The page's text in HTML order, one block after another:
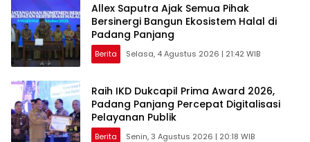
Allex Saputra Ajak Semua Pihak
Bersinergi Bangun Ekosistem Halal di
Padang Panjang
Berita Selasa, 4 Agustus 2026 | 21:42 WIB
Raih IKD Dukcapil Prima Award 2026,
Padang Panjang Percepat Digitalisasi
Pelayanan Publik
Berita Senin, 3 Agustus 2026 | 20:18 WIB